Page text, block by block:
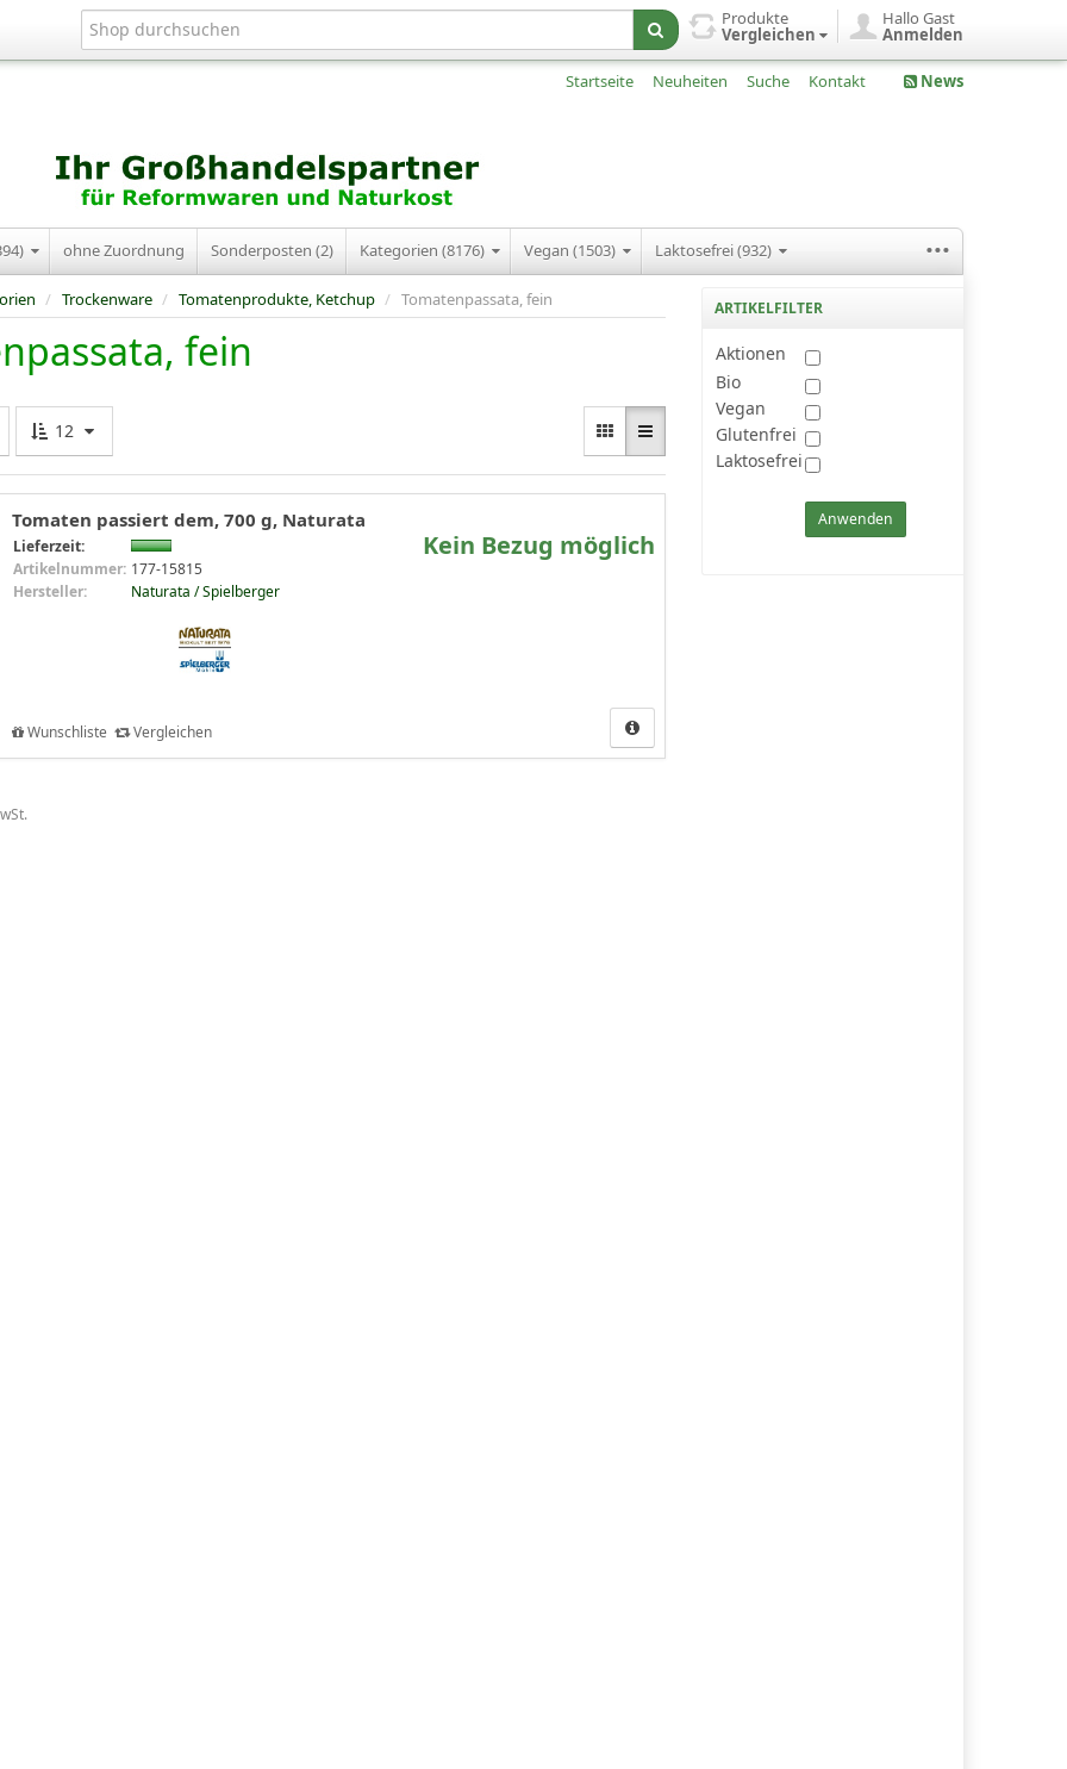
Hallo Gast
Anmelden
Produkte
Vergleichen
Startseite Neuheiten Suche Kontakt News
ohne Zuordnung Sonderposten (2) Kategorien (8176) Vegan (1503) Laktosefrei (932) ...
/ Trockenware / Tomatenprodukte, Ketchup / Tomatenpassata, fein
fein
12
Tomaten passiert dem, 700 g, Naturata
Lieferzeit:
Artikelnummer: 177-15815
Hersteller:
Naturata / Spielberger
Kein Bezug möglich
Wunschliste Vergleichen
ARTIKELFILTER
Aktionen
Bio
Vegan
Glutenfrei
Laktosefrei